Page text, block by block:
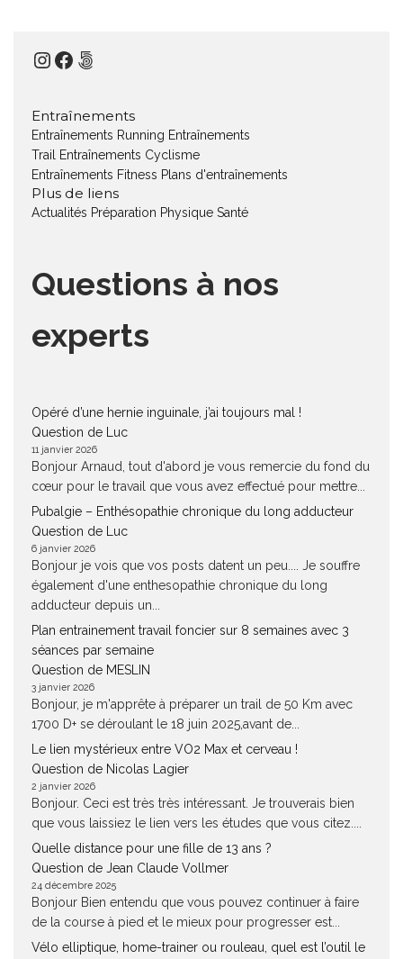
Instagram
Facebook
500px
Entraînements
Entraînements Running Entraînements
Trail
Entraînements Cyclisme
Entraînements Fitness Plans d'entraînements
Plus de liens
Actualités Préparation Physique Santé
Questions à nos
experts
Opéré d’une hernie inguinale, j’ai toujours mal !
Question de Luc
11 janvier 2026
Bonjour Arnaud, tout d'abord je vous remercie du fond du
cœur pour le travail que vous avez effectué pour mettre...
Pubalgie – Enthésopathie chronique du long adducteur
Question de Luc
6 janvier 2026
Bonjour je vois que vos posts datent un peu.... Je souffre
également d'une enthesopathie chronique du long
adducteur depuis un...
Plan entrainement travail foncier sur 8 semaines avec 3
séances par semaine
Question de MESLIN
3 janvier 2026
Bonjour, je m'apprête à préparer un trail de 50 Km avec
1700 D+ se déroulant le 18 juin 2025,avant de...
Le lien mystérieux entre VO2 Max et cerveau !
Question de Nicolas Lagier
2 janvier 2026
Bonjour. Ceci est très très intéressant. Je trouverais bien
que vous laissiez le lien vers les études que vous citez....
Quelle distance pour une fille de 13 ans ?
Question de Jean Claude Vollmer
24 décembre 2025
Bonjour Bien entendu que vous pouvez continuer à faire
de la course à pied et le mieux pour progresser est...
Vélo elliptique, home-trainer ou rouleau, quel est l’outil le